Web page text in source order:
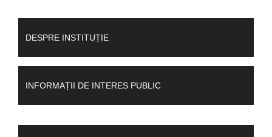
DESPRE INSTITUȚIE
INFORMAȚII DE INTERES PUBLIC